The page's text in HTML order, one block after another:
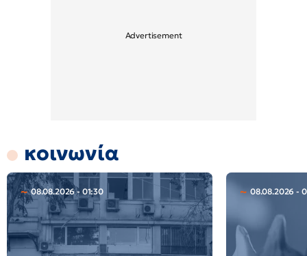
κοινωνία
08.08.2026 - 01:30 08.08.2026 -